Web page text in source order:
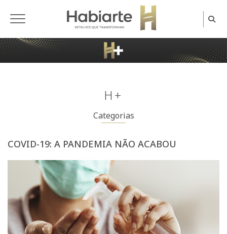
H+
Categorias
COVID-19: A PANDEMIA NÃO ACABOU